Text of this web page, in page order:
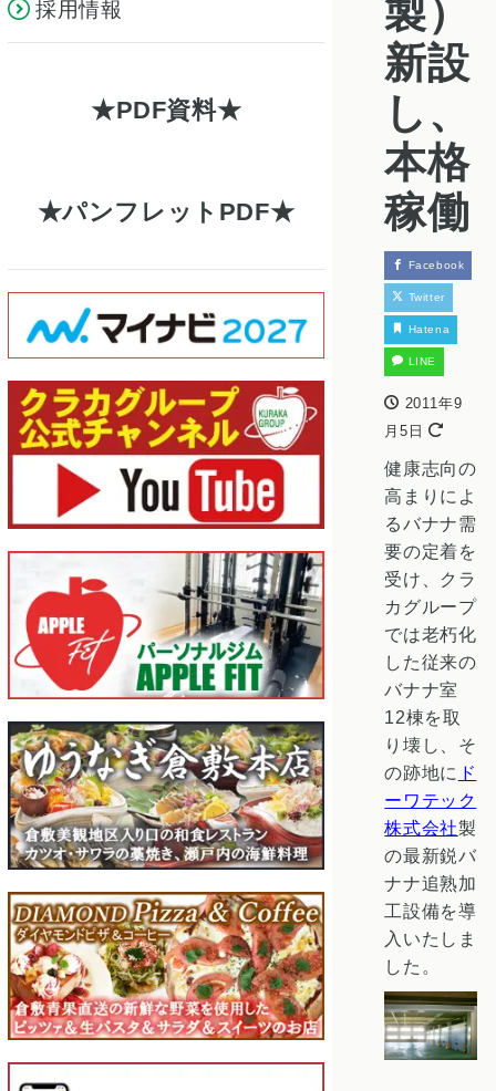
採用情報
PDF資料
パンフレットPDF
製）
新設
し、
本格
稼働
Facebook
Twitter
Hatena
LINE
2011年9
月5日
健康志向の
高まりによ
るバナナ需
要の定着を
受け、クラ
カグループ
では老朽化
した従来の
バナナ室
12棟を取
り壊し、そ
の跡地に ド
ーワテック
株式会社製
の最新鋭バ
ナナ追熟加
工設備を導
入いたしま
した。